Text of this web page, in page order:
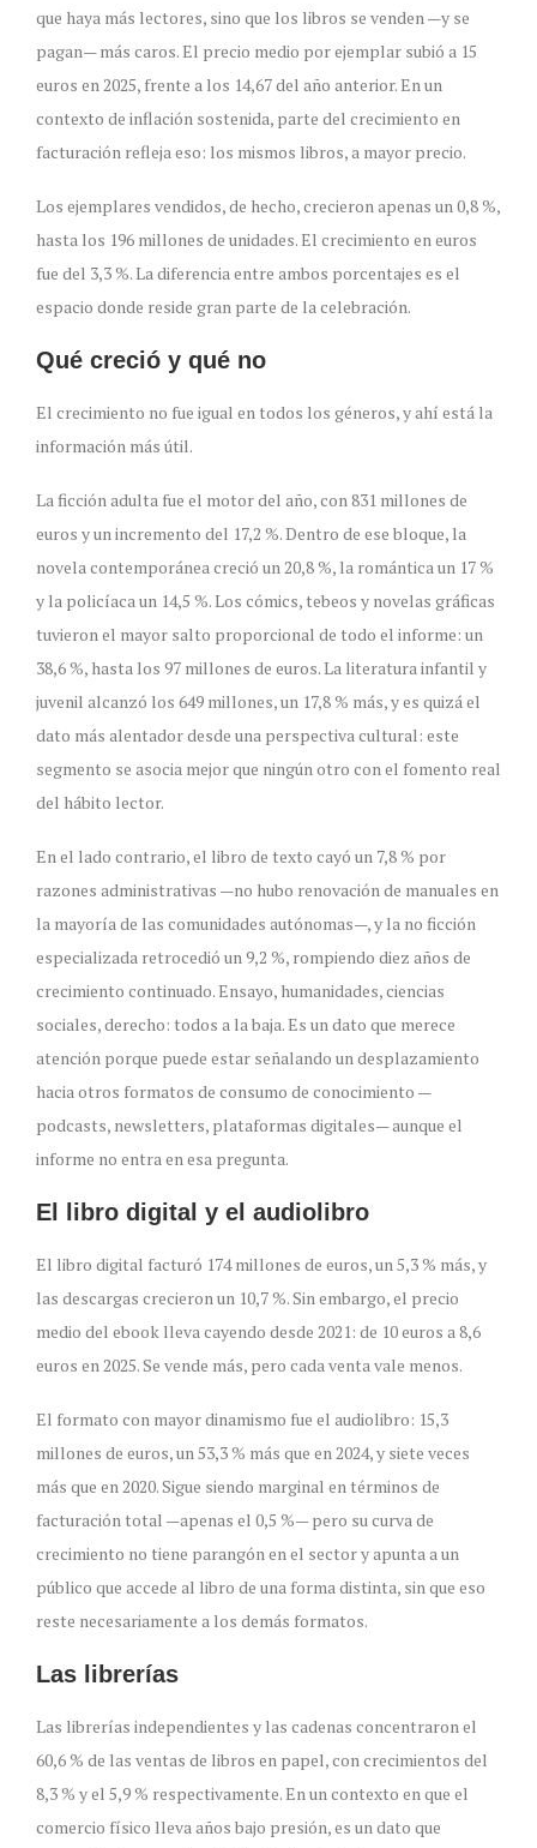
que haya más lectores, sino que los libros se venden —y se
pagan— más caros. El precio medio por ejemplar subió a 15
euros en 2025, frente a los 14,67 del año anterior. En un
contexto de inflación sostenida, parte del crecimiento en
facturación refleja eso: los mismos libros, a mayor precio.
Los ejemplares vendidos, de hecho, crecieron apenas un 0,8 %,
hasta los 196 millones de unidades. El crecimiento en euros
fue del 3,3 %. La diferencia entre ambos porcentajes es el
espacio donde reside gran parte de la celebración.
Qué creció y qué no
El crecimiento no fue igual en todos los géneros, y ahí está la
información más útil.
La ficción adulta fue el motor del año, con 831 millones de
euros y un incremento del 17,2 %. Dentro de ese bloque, la
novela contemporánea creció un 20,8 %, la romántica un 17 %
y la policíaca un 14,5 %. Los cómics, tebeos y novelas gráficas
tuvieron el mayor salto proporcional de todo el informe: un
38,6 %, hasta los 97 millones de euros. La literatura infantil y
juvenil alcanzó los 649 millones, un 17,8 % más, y es quizá el
dato más alentador desde una perspectiva cultural: este
segmento se asocia mejor que ningún otro con el fomento real
del hábito lector.
En el lado contrario, el libro de texto cayó un 7,8 % por
razones administrativas —no hubo renovación de manuales en
la mayoría de las comunidades autónomas—, y la no ficción
especializada retrocedió un 9,2 %, rompiendo diez años de
crecimiento continuado. Ensayo, humanidades, ciencias
sociales, derecho: todos a la baja. Es un dato que merece
atención porque puede estar señalando un desplazamiento
hacia otros formatos de consumo de conocimiento —
podcasts, newsletters, plataformas digitales— aunque el
informe no entra en esa pregunta.
El libro digital y el audiolibro
El libro digital facturó 174 millones de euros, un 5,3 % más, y
las descargas crecieron un 10,7 %. Sin embargo, el precio
medio del ebook lleva cayendo desde 2021: de 10 euros a 8,6
euros en 2025. Se vende más, pero cada venta vale menos.
El formato con mayor dinamismo fue el audiolibro: 15,3
millones de euros, un 53,3 % más que en 2024, y siete veces
más que en 2020. Sigue siendo marginal en términos de
facturación total —apenas el 0,5 %— pero su curva de
crecimiento no tiene parangón en el sector y apunta a un
público que accede al libro de una forma distinta, sin que eso
reste necesariamente a los demás formatos.
Las librerías
Las librerías independientes y las cadenas concentraron el
60,6 % de las ventas de libros en papel, con crecimientos del
8,3 % y el 5,9 % respectivamente. En un contexto en que el
comercio físico lleva años bajo presión, es un dato que